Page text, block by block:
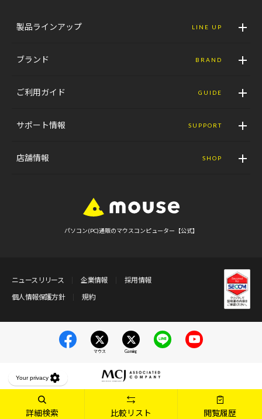
詳細検索 比較リスト 閲覧履歴
製品ラインアップ LINE UP
ブランド BRAND
ご利用ガイド GUIDE
サポート情報 SUPPORT
店舗情報 SHOP
パソコン(PC)通販のマウスコンピューター【公式】
ニュースリリース 企業情報
採用情報
個人情報保護方針
規約
マウス Gaming